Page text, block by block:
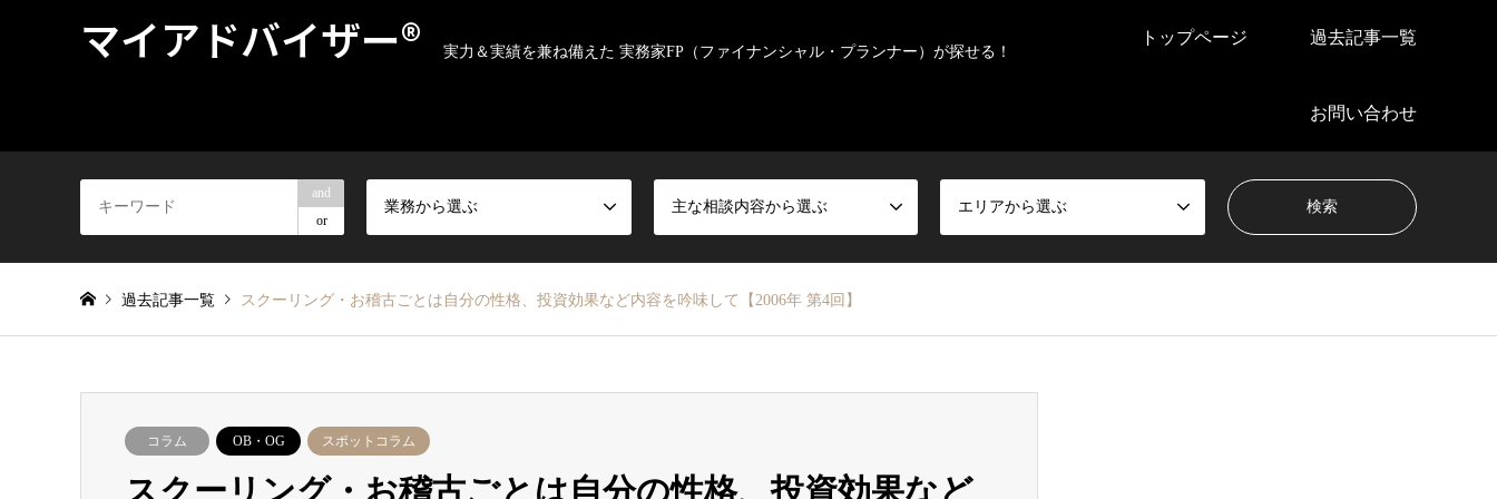
マイアドバイザー® 実力＆実績を兼ね備えた 実務家FP（ファイナンシャル・プランナー）が探せる！
トップページ 過去記事一覧
お問い合わせ
and
or
業務から選ぶ 主な相談内容から選ぶ エリアから選ぶ
過去記事一覧 スクーリング・お稽古ごとは自分の性格、投資効果など内容を吟味して【2006年 第4回】
コラム OB・OG スポットコラム
スクーリング・お稽古ごとは自分の性格、投資効果など